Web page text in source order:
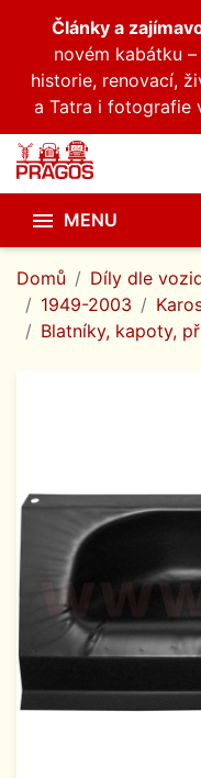
Články a
novém kabátku
historie, renovací,
a Tatra i fotografie
 MENU
Domů Díly dle
1949-2003
Blatníky, kapoty,